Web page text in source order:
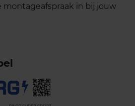
montageafspraak in bij jouw